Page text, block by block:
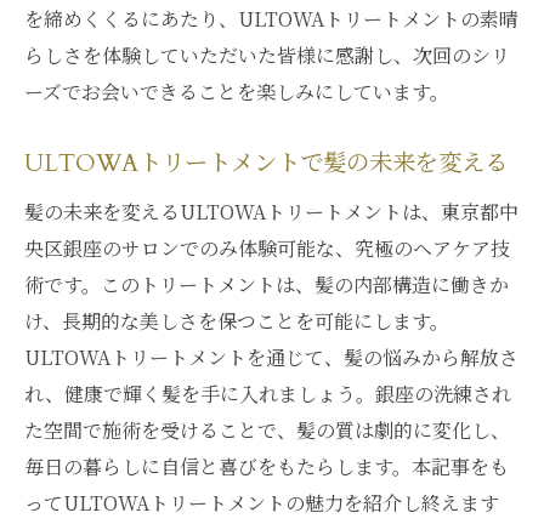
美しい髪を実現するためのULTOWAの役割
ULTOWAトリートメントで髪の自然な美し
さを
髪質のポテンシャルを引き出すULTOWA
銀座で輝く髪を手に入れるULTOWAトリートメ
ントの方法
銀座の美容界で注目のULTOWAトリートメ
輝く髪を実現するULTOWAのステップ
ULTOWAトリートメントで輝く髪を手に入
れる方法
銀座で特別な輝きを髪に与えるULTOWA
を締めくくるにあたり、ULTOWAトリートメントの素晴
らしさを体験していただいた皆様に感謝し、次回のシリ
ーズでお会いできることを楽しみにしています。
ULTOWAトリートメントで髪の未来を変える
髪の未来を変えるULTOWAトリートメントは、東京都中
央区銀座のサロンでのみ体験可能な、究極のヘアケア技
術です。このトリートメントは、髪の内部構造に働きか
け、長期的な美しさを保つことを可能にします。
ULTOWAトリートメントを通じて、髪の悩みから解放さ
れ、健康で輝く髪を手に入れましょう。銀座の洗練され
た空間で施術を受けることで、髪の質は劇的に変化し、
毎日の暮らしに自信と喜びをもたらします。本記事をも
ってULTOWAトリートメントの魅力を紹介し終えます